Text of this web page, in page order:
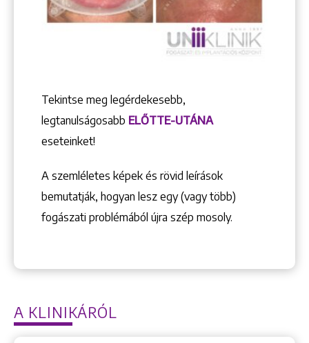
Tekintse meg legérdekesebb,
legtanulságosabb ELŐTTE-UTÁNA
eseteinket!
A szemléletes képek és rövid leírások
bemutatják, hogyan lesz egy (vagy több)
fogászati problémából újra szép mosoly.
A KLINIKÁRÓL